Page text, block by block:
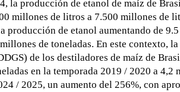
la producción de etanol de maíz de
millones de litros a 7.500 millones de
producción de etanol aumentando de
de toneladas. En este contexto,
de los destiladores de maíz de
en la temporada 2019 / 2020 a 4,2
/ 2025, un aumento del 256%, con